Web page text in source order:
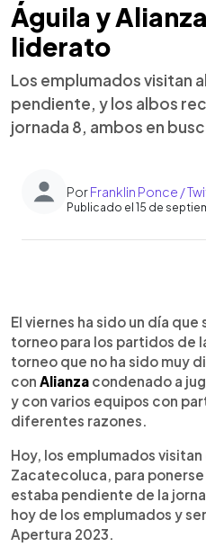
Águila y
liderato
Los emplumados visitan
pendiente, y los albos
jornada 8, ambos en
PorFranklin Ponce /
Publicado el 15 de
Escuchar artículo
El viernes ha sido un día
torneo para los partidos de
torneo que no ha sido muy
con Alianza condenado a
y con varios equipos con
diferentes razones.
Hoy, los emplumados
Zacatecoluca, para
estaba pendiente de la
hoy de los emplumados y
Apertura 2023.